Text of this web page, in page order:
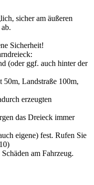
sicher am äußeren
Sicherheit!
(oder ggf. auch hinter der
50m, Landstraße 100m,
erzeugten
das Dreieck immer
eigene) fest. Rufen Sie
am Fahrzeug.